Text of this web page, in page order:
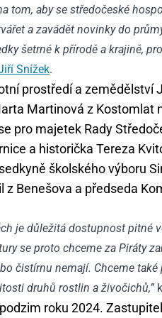
tom, aby se středočeské
a zavádět novinky do
šetrné k přírodě a krajině,
Snížek.
prostředí a zemědělství
Martinová z Kostomlat
pro majetek Rady
a historička Tereza
školského výboru
Benešova a předseda
je důležitá dostupnost
se proto chceme za Piráty
čistírnu nemají. Chceme
druhů rostlin a živočichů,”
roku 2024.